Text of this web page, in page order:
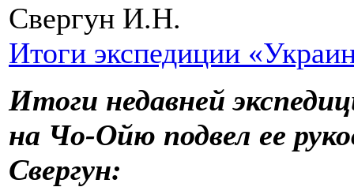
Свергун И.Н.
Итоги экспедиции
Итоги недавней
на Чо-Ойю подвел ее
Свергун: